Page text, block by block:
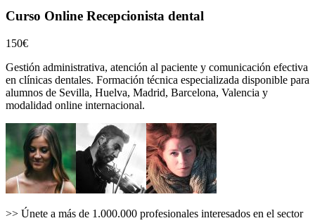
Curso Online Recepcionista dental
150€
Gestión administrativa, atención al paciente y comunicación efectiva
en clínicas dentales. Formación técnica especializada disponible para
alumnos de Sevilla, Huelva, Madrid, Barcelona, Valencia y
modalidad online internacional.
>> Únete a más de 1.000.000 profesionales interesados en el sector